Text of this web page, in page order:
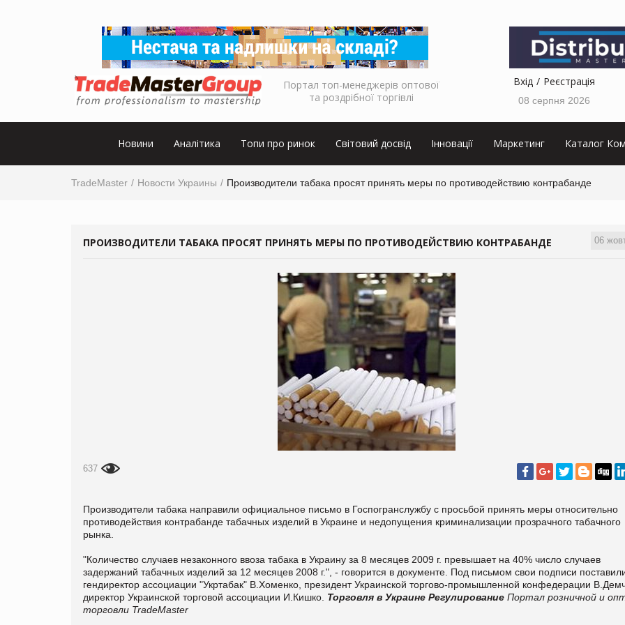
Портал топ-менеджерів оптової
та роздрібної торгівлі
Вхід Реєстрація
08 серпня 2026
Новини Аналітика Топи про ринок Світовий досвід Інновації Маркетинг Каталог
TradeMaster Новости Украины Производители табака просят принять меры по противодействию контрабанде
06
ПРОИЗВОДИТЕЛИ ТАБАКА ПРОСЯТ ПРИНЯТЬ МЕРЫ ПО ПРОТИВОДЕЙСТВИЮ КОНТРАБАНДЕ
637
Производители табака направили официальное письмо в Госпогранслужбу с просьбой принять меры относительно
противодействия контрабанде табачных изделий в Украине и недопущения криминализации прозрачного табачного
рынка.
"Количество случаев незаконного ввоза табака в Украину за 8 месяцев 2009 г. превышает на 40% число случаев
задержаний табачных изделий за 12 месяцев 2008 г.", - говорится в документе. Под письмом свои подписи
гендиректор ассоциации "Укртабак" В.Хоменко, президент Украинской торгово-промышленной конфедерации
директор Украинской торговой ассоциации И.Кишко. Торговля в Украине Регулирование Портал розничной и
торговли TradeMaster